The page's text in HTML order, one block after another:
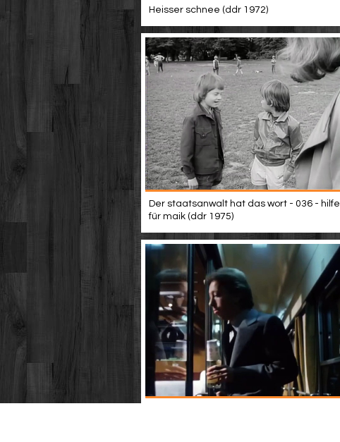
Heisser schnee (ddr 1972)
Der staatsanwalt hat das wort - 036 - hilfe
für maik (ddr 1975)